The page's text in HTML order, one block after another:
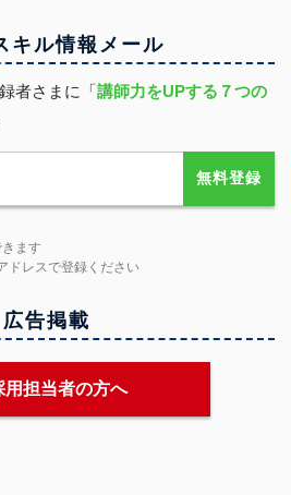
キル情報 メール
者さまに「講師力をUPする７つの
無料登録
ます
ドレスで登録ください
広告掲載
担当者の方へ